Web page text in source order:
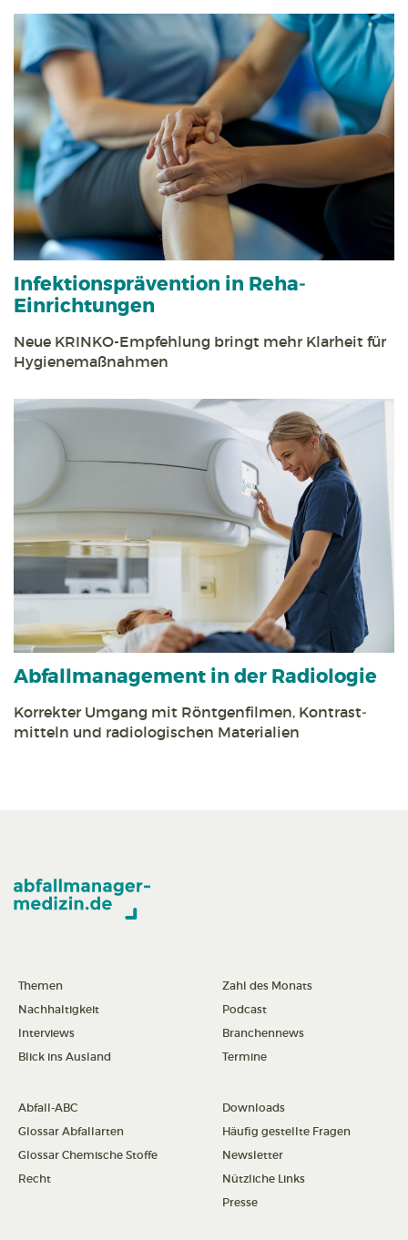
Infektions­prävention in Reha­
Einrichtungen
Neue KRINKO-Empfehlung bringt mehr Klarheit für
Hygiene­maßnahmen
Abfall­management in der Radiologie
Korrekter Umgang mit Röntgen­filmen, Kontrast­
mitteln und radiologischen Materialien
Themen
Nachhaltigkeit
Interviews
Blick ins Ausland
Zahl des Monats
Podcast
Branchennews
Termine
Abfall-ABC
Glossar Abfallarten
Glossar Chemische Stoffe
Recht
Downloads
Häufig gestellte Fragen
Newsletter
Nützliche Links
Presse